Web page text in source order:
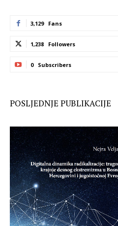
3,129 Fans
1,238 Followers
0 Subscribers
POSLJEDNJE PUBLIKACIJE